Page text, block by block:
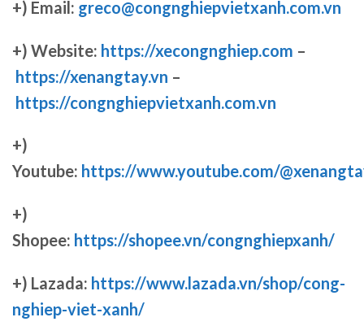
+) Email: greco@congnghiepvietxanh.com.vn
+) Website: https://xecongnghiep.com –
https://xenangtay.vn –
https://congnghiepvietxanh.com.vn
+)
Youtube: https://www.youtube.com/
+)
Shopee: https://shopee.vn/congnghiepxanh/
+) Lazada: https://www.lazada.vn/shop/cong-
nghiep-viet-xanh/